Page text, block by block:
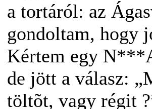
a tortáról: az
gondoltam, hogy
Kértem egy
de jött a válasz:
töltõt, vagy régit